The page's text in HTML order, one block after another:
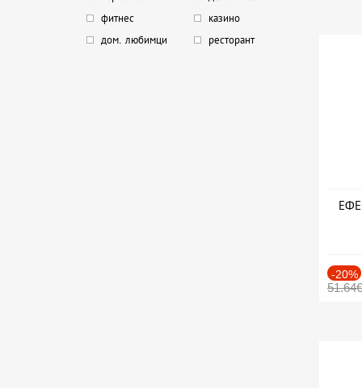
фитнес
казино
дом. любимци
ресторант
-20%
51.64€